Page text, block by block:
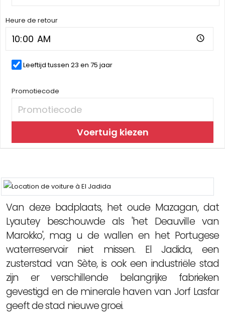
Heure de retour
Leeftijd tussen 23 en 75 jaar
Promotiecode
Voertuig kiezen
Van deze badplaats, het oude Mazagan, dat
Lyautey beschouwde als 'het Deauville van
Marokko', mag u de wallen en het Portugese
waterreservoir niet missen. El Jadida, een
zusterstad van Sète, is ook een industriële stad
zijn er verschillende belangrijke fabrieken
gevestigd en de minerale haven van Jorf Lasfar
geeft de stad nieuwe groei.